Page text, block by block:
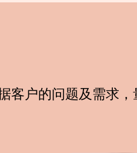
客户的问题及需求